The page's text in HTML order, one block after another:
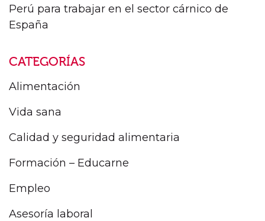
Perú para trabajar en el sector cárnico de
España
CATEGORÍAS
Alimentación
Vida sana
Calidad y seguridad alimentaria
Formación – Educarne
Empleo
Asesoría laboral